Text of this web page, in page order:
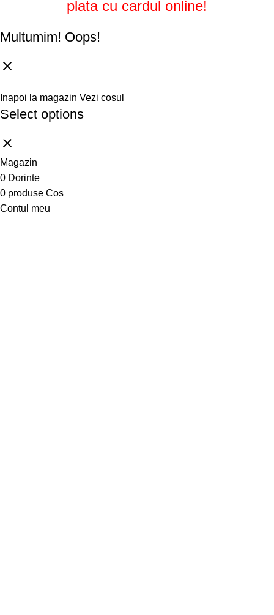
plata cu cardul online!
Multumim! Oops!
Inapoi la magazin Vezi cosul
Select options
Magazin
0 Dorinte
0 produse Cos
Contul meu